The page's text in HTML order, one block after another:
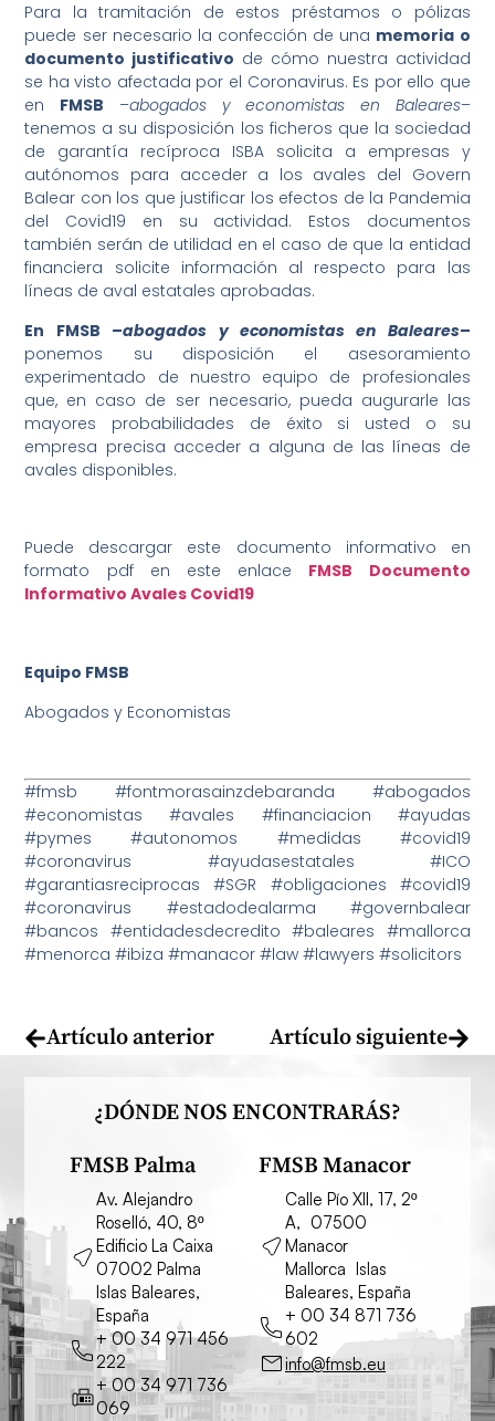
Para la tramitación de estos préstamos o pólizas
puede ser necesario la confección de una memoria o
documento justificativo de cómo nuestra actividad
se ha visto afectada por el Coronavirus. Es por ello que
en FMSB –abogados y economistas en Baleares–
tenemos a su disposición los ficheros que la sociedad
de garantía recíproca ISBA solicita a empresas y
autónomos para acceder a los avales del Govern
Balear con los que justificar los efectos de la Pandemia
del Covid19 en su actividad. Estos documentos
también serán de utilidad en el caso de que la entidad
financiera solicite información al respecto para las
líneas de aval estatales aprobadas.
En FMSB –abogados y economistas en Baleares–
ponemos su disposición el asesoramiento
experimentado de nuestro equipo de profesionales
que, en caso de ser necesario, pueda augurarle las
mayores probabilidades de éxito si usted o su
empresa precisa acceder a alguna de las líneas de
avales disponibles.
Puede descargar este documento informativo en
formato pdf en este enlace FMSB Documento
Informativo Avales Covid19
Equipo FMSB
Abogados y Economistas
#fmsb #fontmorasainzdebaranda #abogados
#economistas #avales #financiacion #ayudas
#pymes #autonomos #medidas #covid19
#coronavirus #ayudasestatales #ICO
#garantiasreciprocas #SGR #obligaciones #covid19
#coronavirus #estadodealarma #governbalear
#bancos #entidadesdecredito #baleares #mallorca
#menorca #ibiza #manacor #law #lawyers #solicitors
Artículo anterior Artículo siguiente
¿DÓNDE NOS ENCONTRARÁS?
FMSB Palma
Av. Alejandro
Roselló, 40, 8º
Edificio La Caixa
07002 Palma
Islas Baleares,
España
+ 00 34 971 456
222
+ 00 34 971 736
069
FMSB Manacor
Calle Pío XII, 17, 2º
A, 07500
Manacor
Mallorca Islas
Baleares, España
+ 00 34 871 736
602
info@fmsb.eu